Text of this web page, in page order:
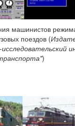
машинистов
поездов (
исследовательский
)